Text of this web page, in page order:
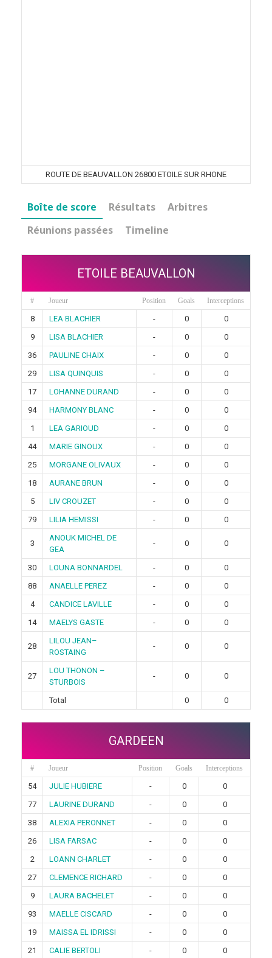
ROUTE DE BEAUVALLON 26800 ETOILE SUR RHONE
Boîte de score Résultats
Arbitres
Réunions passées
Timeline
ETOILE BEAUVALLON
# Joueur Position Goals Interceptions
8 LEA BLACHIER - 0
0
9
LISA BLACHIER - 0
0
36
PAULINE CHAIX - 0
0
29
LISA QUINQUIS - 0
0
17
LOHANNE DURAND - 0
0
94
HARMONY BLANC - 0
0
1
LEA GARIOUD - 0
0
44
MARIE GINOUX - 0
0
25
MORGANE OLIVAUX - 0
0
18
AURANE BRUN - 0
0
5
LIV CROUZET - 0
0
79
LILIA HEMISSI - 0 0
3
ANOUK MICHEL DE
GEA
- 0 0
30 LOUNA BONNARDEL - 0
0
88
ANAELLE PEREZ - 0
0
4
CANDICE LAVILLE - 0
0
14
MAELYS GASTE - 0 0
28
LILOU JEAN–
ROSTAING
- 0 0
27
LOU THONON –
STURBOIS
- 0 0
Total 0 0
GARDEEN
# Joueur Position Goals Interceptions
54 JULIE HUBIERE - 0
0
77
LAURINE DURAND - 0
0
38
ALEXIA PERONNET - 0
0
26
LISA FARSAC - 0
0
2
LOANN CHARLET - 0
0
27
CLEMENCE RICHARD - 0
0
9
LAURA BACHELET - 0
0
93
MAELLE CISCARD - 0
0
19
MAISSA EL IDRISSI - 0
0
21
CALIE BERTOLI - 0
0